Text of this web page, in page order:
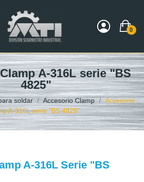
0
A-316L serie "BS
4825"
soldar Accesorio Clamp
Accesorio
A-316L serie "BS 4825"
A-316L Serie "BS